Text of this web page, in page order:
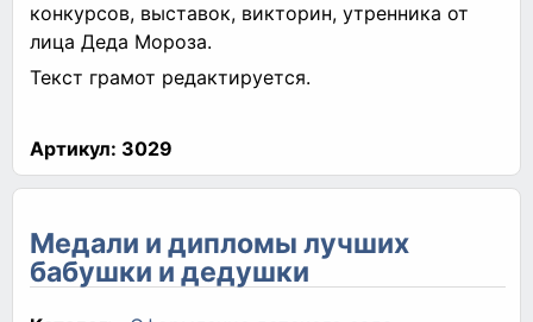
конкурсов, выставок, викторин, утренника от
лица Деда Мороза.
Текст грамот редактируется.
Артикул: 3029
Медали и дипломы лучших
бабушки и дедушки